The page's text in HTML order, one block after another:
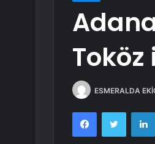
ESMERALDA
FacebookTwitter